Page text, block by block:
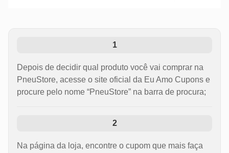
1
Depois de decidir qual produto você vai comprar na
PneuStore, acesse o site oficial da Eu Amo Cupons e
procure pelo nome “PneuStore” na barra de procura;
2
Na página da loja, encontre o cupom que mais faça